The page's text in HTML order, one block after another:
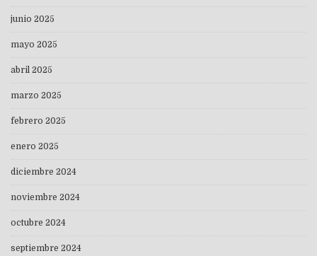
junio 2025
mayo 2025
abril 2025
marzo 2025
febrero 2025
enero 2025
diciembre 2024
noviembre 2024
octubre 2024
septiembre 2024